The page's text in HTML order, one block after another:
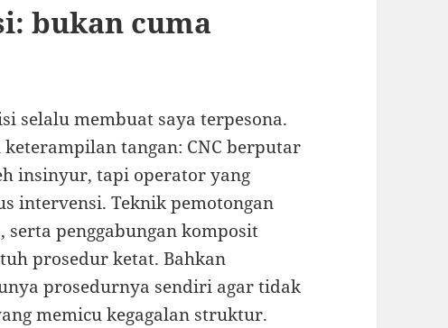
bukan cuma
selalu membuat saya terpesona.
tangan: CNC berputar
insinyur, tapi operator yang
intervensi. Teknik pemotongan
penggabungan komposit
prosedur ketat. Bahkan
prosedurnya sendiri agar tidak
memicu kegagalan struktur.